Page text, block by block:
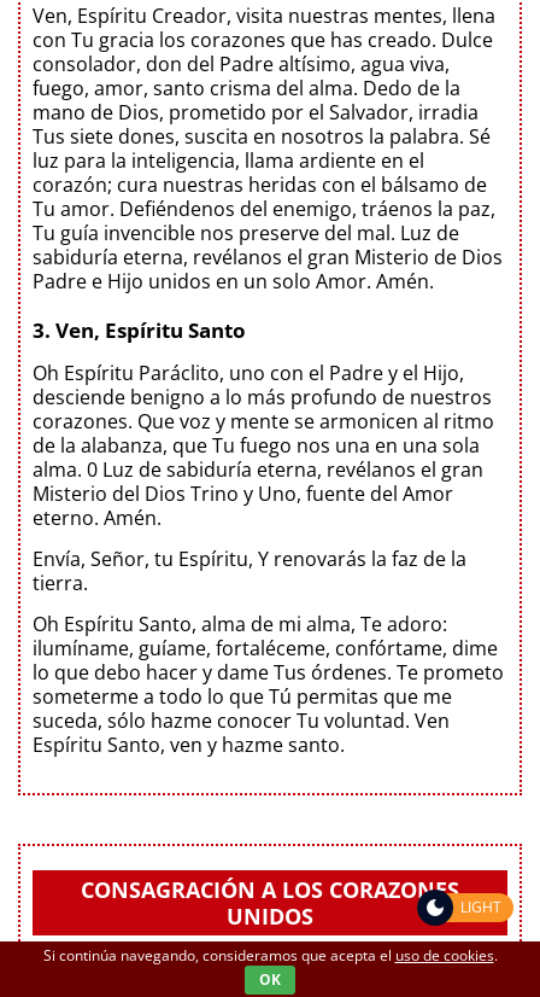
Ven, Espíritu Creador, visita nuestras mentes, llena
con Tu gracia los corazones que has creado. Dulce
consolador, don del Padre altísimo, agua viva,
fuego, amor, santo crisma del alma. Dedo de la
mano de Dios, prometido por el Salvador, irradia
Tus siete dones, suscita en nosotros la palabra. Sé
luz para la inteligencia, llama ardiente en el
corazón; cura nuestras heridas con el bálsamo de
Tu amor. Defiéndenos del enemigo, tráenos la paz,
Tu guía invencible nos preserve del mal. Luz de
sabiduría eterna, revélanos el gran Misterio de Dios
Padre e Hijo unidos en un solo Amor. Amén.
3. Ven, Espíritu Santo
Oh Espíritu Paráclito, uno con el Padre y el Hijo,
desciende benigno a lo más profundo de nuestros
corazones. Que voz y mente se armonicen al ritmo
de la alabanza, que Tu fuego nos una en una sola
alma. 0 Luz de sabiduría eterna, revélanos el gran
Misterio del Dios Trino y Uno, fuente del Amor
eterno. Amén.
Envía, Señor, tu Espíritu, Y renovarás la faz de la
tierra.
Oh Espíritu Santo, alma de mi alma, Te adoro:
ilumíname, guíame, fortaléceme, confórtame, dime
lo que debo hacer y dame Tus órdenes. Te prometo
someterme a todo lo que Tú permitas que me
suceda, sólo hazme conocer Tu voluntad. Ven
Espíritu Santo, ven y hazme santo.
CONSAGRACIÓN A LOS CORAZONES
UNIDOS
Si continúa navegando, consideramos que acepta el uso de cookies.
OK
LIGHT